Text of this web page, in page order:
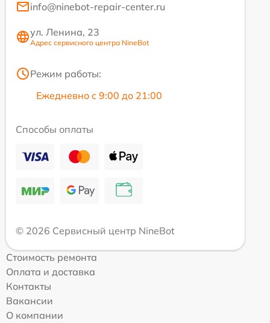
info@ninebot-repair-center.ru
ул. Ленина, 23
Адрес сервисного центра NineBot
Режим работы:
Ежедневно с 9:00 до 21:00
Способы оплаты
© 2026 Сервисный центр NineBot
Стоимость ремонта
Оплата и доставка
Контакты
Вакансии
О компании